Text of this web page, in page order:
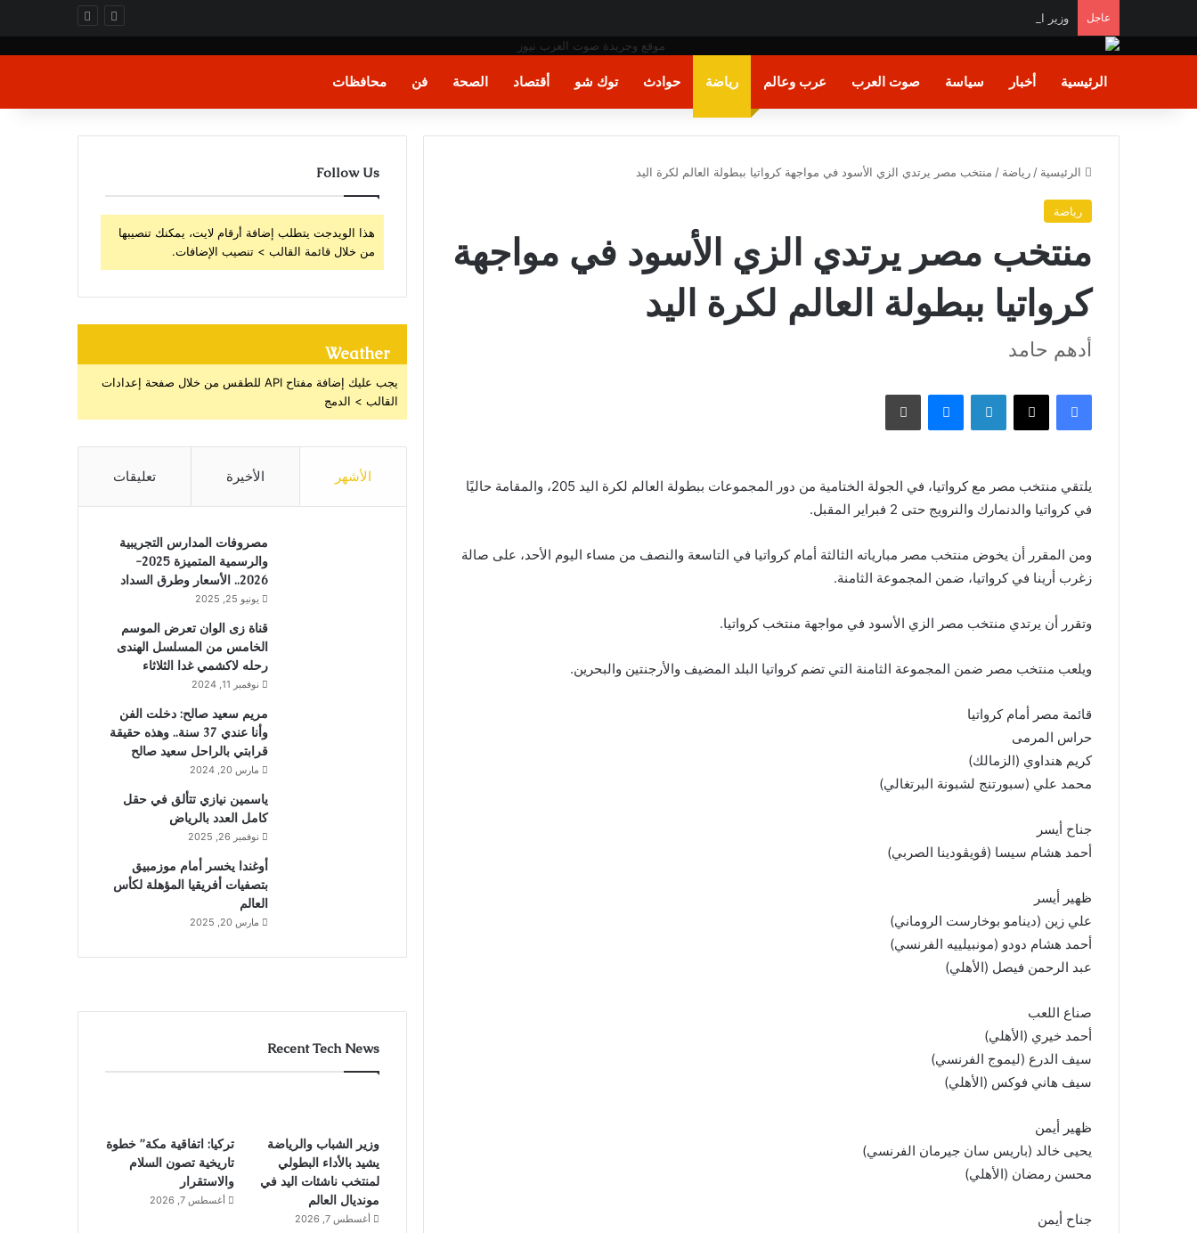
عاجل وزير الشباب والرياضة يشيد بالأداء البطولي لمنتخب ناشئات اليد في مونديال العالم
الرئيسية أخبار سياسة صوت العرب عرب وعالم رياضة حوادث توك شو أقتصاد الصحة فن محافظات
الرئيسية / رياضة / منتخب مصر يرتدي الزي الأسود في مواجهة كرواتيا ببطولة العالم لكرة اليد
رياضة
منتخب مصر يرتدي الزي الأسود في مواجهة
كرواتيا ببطولة العالم لكرة اليد
أدهم حامد
فيسبوك X لينكدإن ماسنجر طباعة
يلتقي منتخب مصر مع كرواتيا، في الجولة الختامية من دور المجموعات ببطولة العالم لكرة اليد 205، والمقامة حاليًا
في كرواتيا والدنمارك والنرويج حتى 2 فبراير المقبل.
ومن المقرر أن يخوض منتخب مصر مبارياته الثالثة أمام كرواتيا في التاسعة والنصف من مساء اليوم الأحد، على صالة
زغرب أرينا في كرواتيا، ضمن المجموعة الثامنة.
وتقرر أن يرتدي منتخب مصر الزي الأسود في مواجهة منتخب كرواتيا.
ويلعب منتخب مصر ضمن المجموعة الثامنة التي تضم كرواتيا البلد المضيف والأرجنتين والبحرين.
قائمة مصر أمام كرواتيا
حراس المرمى
كريم هنداوي (الزمالك)
محمد علي (سبورتنج لشبونة البرتغالي)
جناح أيسر
أحمد هشام سيسا (ڤويڤودينا الصربي)
ظهير أيسر
علي زين (دينامو بوخارست الروماني)
أحمد هشام دودو (مونبيلييه الفرنسي)
عبد الرحمن فيصل (الأهلي)
صناع اللعب
أحمد خيري (الأهلي)
سيف الدرع (ليموج الفرنسي)
سيف هاني فوكس (الأهلي)
ظهير أيمن
يحيى خالد (باريس سان جيرمان الفرنسي)
محسن رمضان (الأهلي)
جناح أيمن
Follow Us
هذا الويدجت يتطلب إضافة أرقام لايت، يمكنك تنصيبها
من خلال قائمة القالب > تنصيب الإضافات.
Weather
يجب عليك إضافة مفتاح API للطقس من خلال صفحة إعدادات
القالب > الدمج
الأشهر الأخيرة تعليقات
مصروفات المدارس التجريبية
والرسمية المتميزة 2025-
2026.. الأسعار وطرق السداد
يونيو 25, 2025
قناة زى الوان تعرض الموسم
الخامس من المسلسل الهندى
رحله لاكشمي غدا الثلاثاء
نوفمبر 11, 2024
مريم سعيد صالح: دخلت الفن
وأنا عندي 37 سنة.. وهذه حقيقة
قرابتي بالراحل سعيد صالح
مارس 20, 2024
ياسمين نيازي تتألق في حقل
كامل العدد بالرياض
نوفمبر 26, 2025
أوغندا يخسر أمام موزمبيق
بتصفيات أفريقيا المؤهلة لكأس
العالم
مارس 20, 2025
Recent Tech News
وزير الشباب والرياضة
يشيد بالأداء البطولي
لمنتخب ناشئات اليد في
مونديال العالم
أغسطس 7, 2026
تركيا: اتفاقية مكة” خطوة
تاريخية تصون السلام
والاستقرار
أغسطس 7, 2026